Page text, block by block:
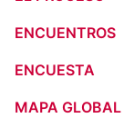
ENCUENTROS
ENCUESTA
MAPA GLOBAL